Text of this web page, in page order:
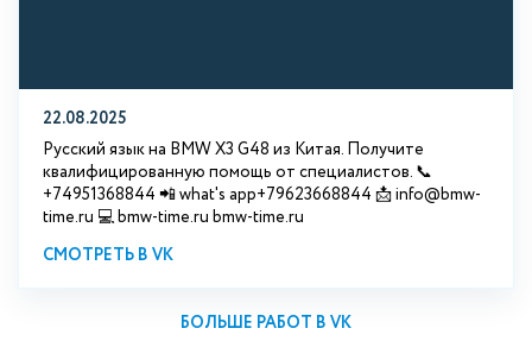
22.08.2025
Русский язык на BMW X3 G48 из Китая. Получите
квалифицированную помощь от специалистов. 📞
+74951368844 📲 what's app+79623668844 📩 info@bmw-
time.ru 💻 bmw-time.ru bmw-time.ru
СМОТРЕТЬ В VK
БОЛЬШЕ РАБОТ В VK